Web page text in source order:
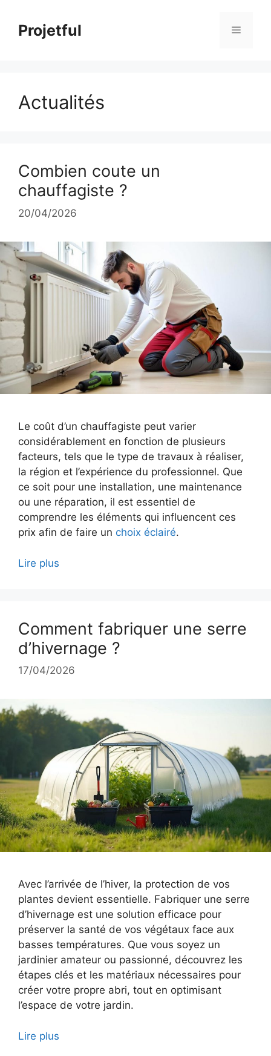
contenuProjetful Menu
Actualités
Combien coute un
chauffagiste ?
20/04/2026
Le coût d’un chauffagiste peut varier
considérablement en fonction de plusieurs
facteurs, tels que le type de travaux à réaliser,
la région et l’expérience du professionnel. Que
ce soit pour une installation, une maintenance
ou une réparation, il est essentiel de
comprendre les éléments qui influencent ces
prix afin de faire un choix éclairé.
Lire plus
Comment fabriquer une serre
d’hivernage ?
17/04/2026
Avec l’arrivée de l’hiver, la protection de vos
plantes devient essentielle. Fabriquer une serre
d’hivernage est une solution efficace pour
préserver la santé de vos végétaux face aux
basses températures. Que vous soyez un
jardinier amateur ou passionné, découvrez les
étapes clés et les matériaux nécessaires pour
créer votre propre abri, tout en optimisant
l’espace de votre jardin.
Lire plus